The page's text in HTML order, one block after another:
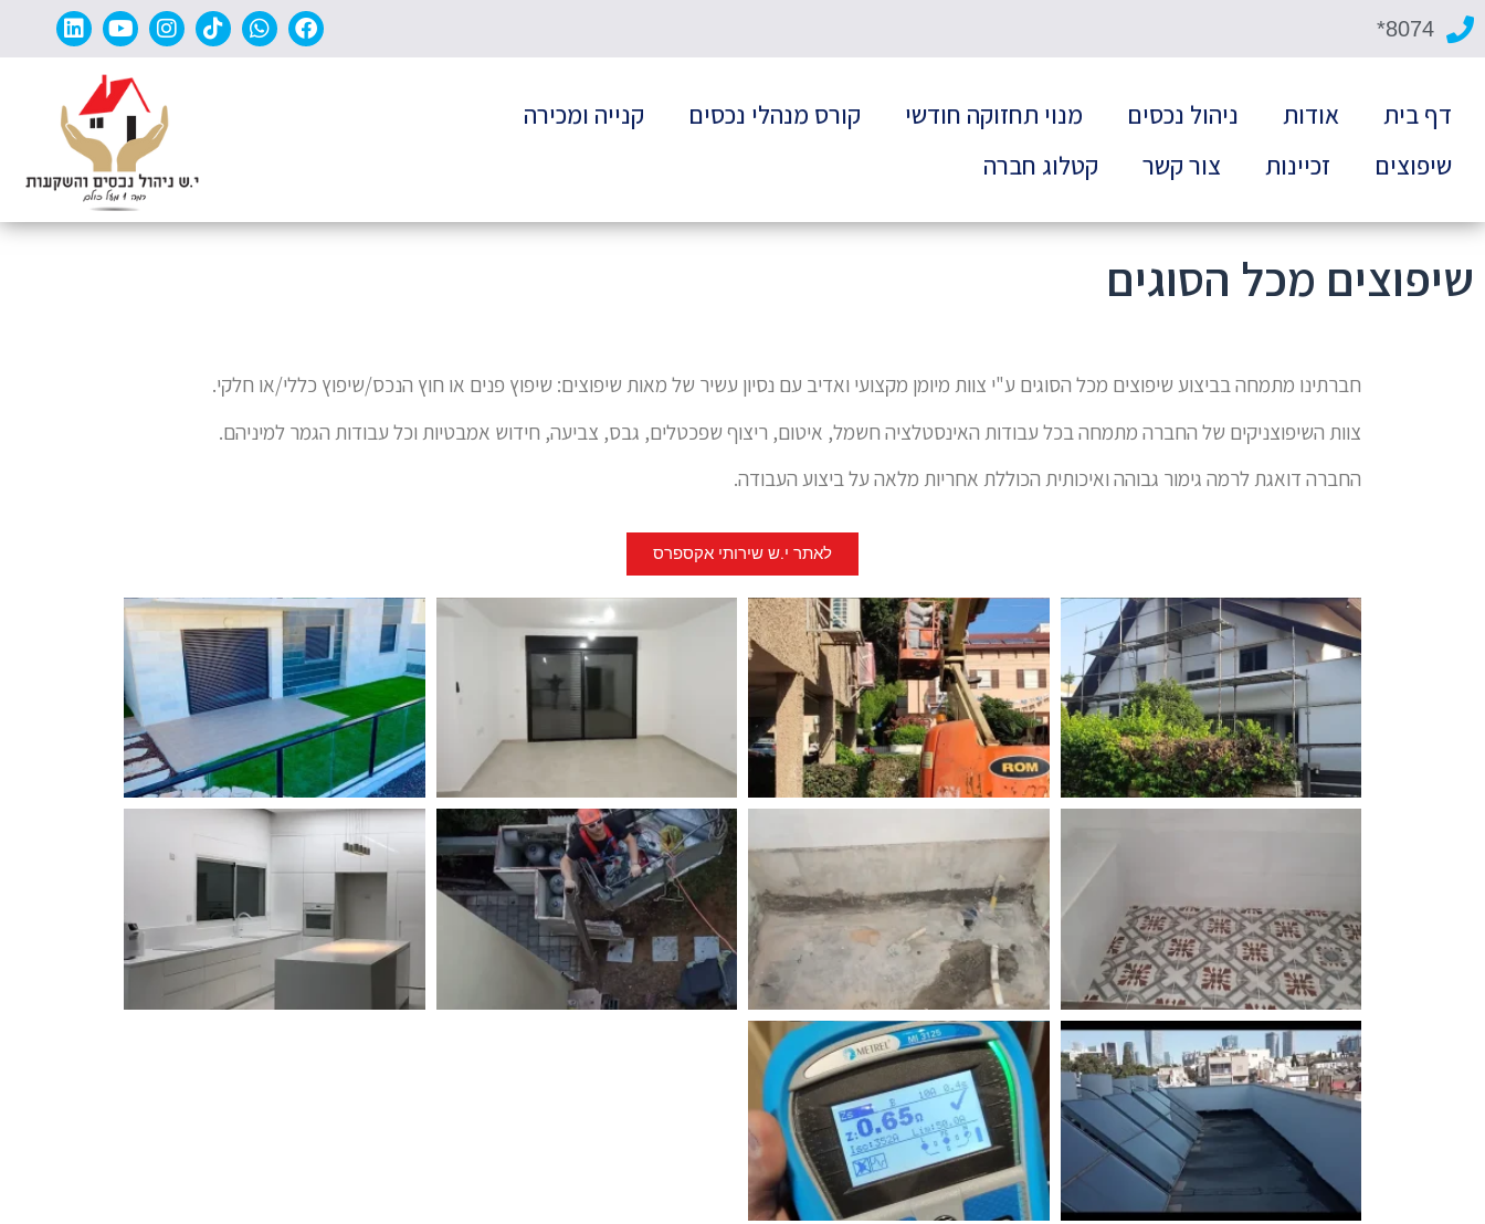
8074*
דף בית אודות ניהול נכסים מנוי תחזוקה חודשי קורס מנהלי נכסים
קנייה ומכירה
שיפוצים
זכיינות צור קשר קטלוג חברה
שיפוצים מכל הסוגים
חברתינו מתמחה בביצוע שיפוצים מכל הסוגים ע"י צוות מיומן מקצועי ואדיב עם נסיון עשיר של מאות שיפוצים: שיפוץ פנים או חוץ הנכס/שיפוץ כללי/או חלקי.
צוות השיפוצניקים של החברה מתמחה בכל עבודות האינסטלציה חשמל, איטום, ריצוף שפכטלים, גבס, צביעה, חידוש אמבטיות וכל עבודות הגמר למיניהם.
החברה דואגת לרמה גימור גבוהה ואיכותית הכוללת אחריות מלאה על ביצוע העבודה.
לאתר י.ש שירותי אקספרס